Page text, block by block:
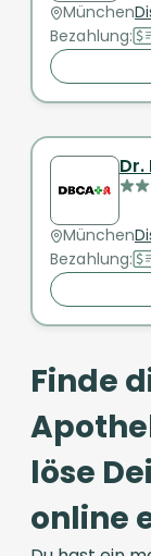
München
Bezahlung:
München
Bezahlung:
Finde
löse
online